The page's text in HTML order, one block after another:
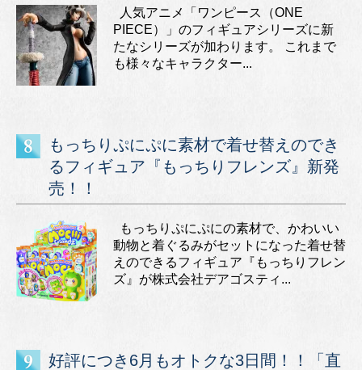
人気アニメ「ワンピース（ONE
PIECE）」のフィギュアシリーズに新
たなシリーズが加わります。 これまで
も様々なキャラクター...
もっちりぷにぷに素材で着せ替えのでき
るフィギュア『もっちりフレンズ』新発
売！！
もっちりぷにぷにの素材で、かわいい
動物と着ぐるみがセットになった着せ替
えのできるフィギュア『もっちりフレン
ズ』が株式会社デアゴスティ...
好評につき6月もオトクな3日間！！「直